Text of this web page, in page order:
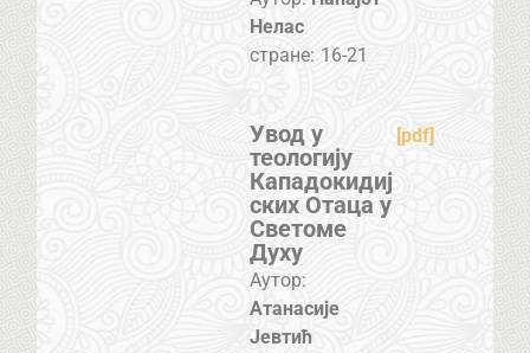
Нелас
стране: 16-21
Увод у
теологију
Кападокидиј
ских Отаца у
Светоме
Духу
[pdf]
Аутор:
Атанасије
Јевтић